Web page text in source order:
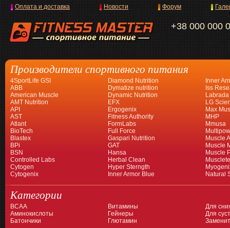
+38 000 000
Оплата и доставка Новости Форум
Производители спортивного питания
4SportLife GSI
ABB
American Muscle
AMT Nutrition
API
AST
Atlant
BioTech
Blastex
BPi
BSN
Controlled Labs
Cytogen
Cytogenix
Diamond Nutrition
Dymatize nutrition
Dynamic Nutrition
EFX
Ergogenix
Fitness Authority
FormLabs
Full Force
Gaspari Nutrition
GAT
Hansa
Herbal Clean
Hyper Sterngth
Inner Armor Blue
Inner
Iss
Labrada
LG
Max
MHP
Mmusa
Muscle
Muscle
Muscle
Natural
Категории
BCAA
Аминокислоты
Батончики
Витамины
Гейнеры
Глютамин
Для
Для